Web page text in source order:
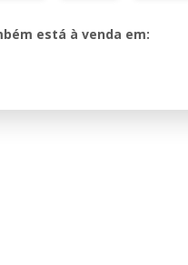
está à venda em: